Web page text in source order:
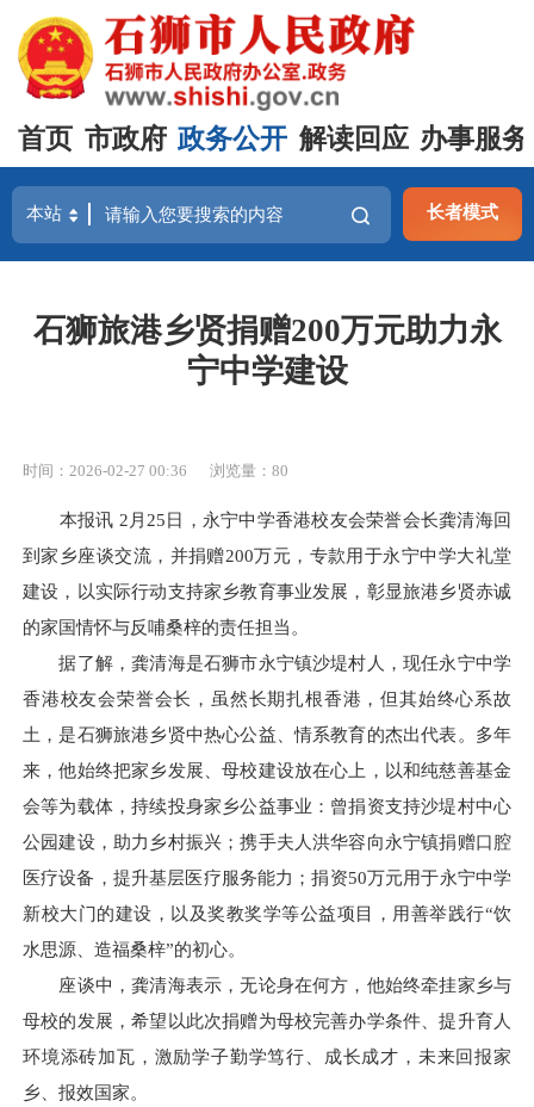
首页 市政府 政务公开 解读回应 办事服务
长者模式
石狮旅港乡贤捐赠200万元助力永
宁中学建设
时间：2026-02-27 00:36 浏览量： 80
本报讯 2月25日，永宁中学香港校友会荣誉会长龚清海回
到家乡座谈交流，并捐赠200万元，专款用于永宁中学大礼堂
建设，以实际行动支持家乡教育事业发展，彰显旅港乡贤赤诚
的家国情怀与反哺桑梓的责任担当。
据了解，龚清海是石狮市永宁镇沙堤村人，现任永宁中学
香港校友会荣誉会长，虽然长期扎根香港，但其始终心系故
土，是石狮旅港乡贤中热心公益、情系教育的杰出代表。多年
来，他始终把家乡发展、母校建设放在心上，以和纯慈善基金
会等为载体，持续投身家乡公益事业：曾捐资支持沙堤村中心
公园建设，助力乡村振兴；携手夫人洪华容向永宁镇捐赠口腔
医疗设备，提升基层医疗服务能力；捐资50万元用于永宁中学
新校大门的建设，以及奖教奖学等公益项目，用善举践行“饮
水思源、造福桑梓”的初心。
座谈中，龚清海表示，无论身在何方，他始终牵挂家乡与
母校的发展，希望以此次捐赠为母校完善办学条件、提升育人
环境添砖加瓦，激励学子勤学笃行、成长成才，未来回报家
乡、报效国家。